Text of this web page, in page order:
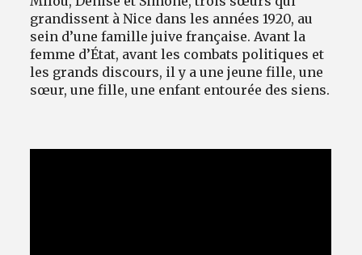
grandissent à Nice dans les années 1920, au
sein d’une famille juive française. Avant la
femme d’État, avant les combats politiques et
les grands discours, il y a une jeune fille, une
sœur, une fille, une enfant entourée des siens.